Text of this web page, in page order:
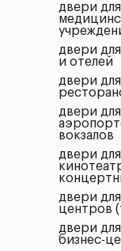
двери для
двери
и отелей
двери для
двери для
вокзалов
двери для
двери
центров
двери
бизнес-